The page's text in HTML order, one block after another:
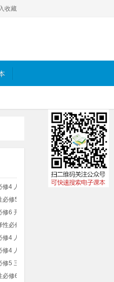
收藏
4 人工智能初
修5 三维设计
6 开源硬件项
必修4 人工智
4 人工智能初
4 人工智能初
5 三维设计与
修6 开源硬件